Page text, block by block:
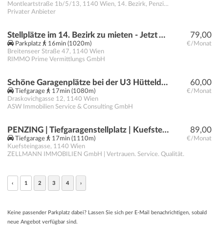
Montleartstraße 1b/5/13, 1140 Wien, 14. Bezirk, Penzing
Privater Anbieter
79,00
€/Monat
Stellplätze im 14. Bezirk zu mieten - Jetzt Anfragen!
Parkplatz
16min (1020m)
Breitenseer Straße 47, 1140 Wien
RIMMO Prime Vermittlungs GmbH
60,00
€/Monat
Schöne Garagenplätze bei der U3 Hütteldorfer Straße
Tiefgarage
17min (1080m)
Draskovichgasse 12, 1140 Wien
ASW Immobilien Service & Consulting GmbH
89,00
€/Monat
PENZING | Tiefgaragenstellplatz | Kuefsteingasse | Nähe U3 Hütteldorferstraße | ZELLMANN IMMOBILIEN
Tiefgarage
17min (1110m)
Kuefsteingasse, 1140 Wien
ZELLMANN IMMOBILIEN GmbH | Vertrauen. Service. Qualität.
‹ 1 2 3 4 ›
Keine passender Parkplatz dabei? Lassen Sie sich per E-Mail benachrichtigen, sobald
neue Angebot verfügbar sind.